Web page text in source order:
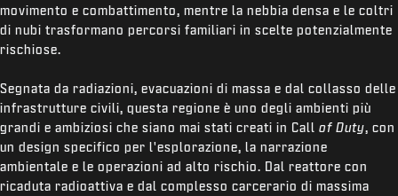
movimento e combattimento, mentre la nebbia densa e le coltri
di nubi trasformano percorsi familiari in scelte potenzialmente
rischiose.
Segnata da radiazioni, evacuazioni di massa e dal collasso delle
infrastrutture civili, questa regione è uno degli ambienti più
grandi e ambiziosi che siano mai stati creati in Call of Duty, con
un design specifico per l'esplorazione, la narrazione
ambientale e le operazioni ad alto rischio. Dal reattore con
ricaduta radioattiva e dal complesso carcerario di massima